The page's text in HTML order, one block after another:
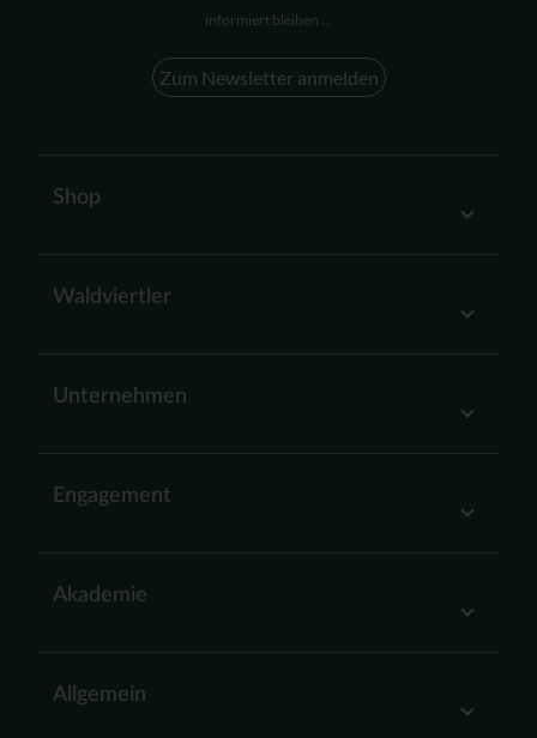
informiert bleiben ...
Zum Newsletter anmelden
Shop
Waldviertler
Unternehmen
Engagement
Akademie
Allgemein